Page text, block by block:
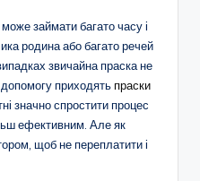
займати багато часу і
родина або багато речей
звичайна праска не
приходятьпраски
значно спростити процес
ефективним. Але як
щоб не переплатити і